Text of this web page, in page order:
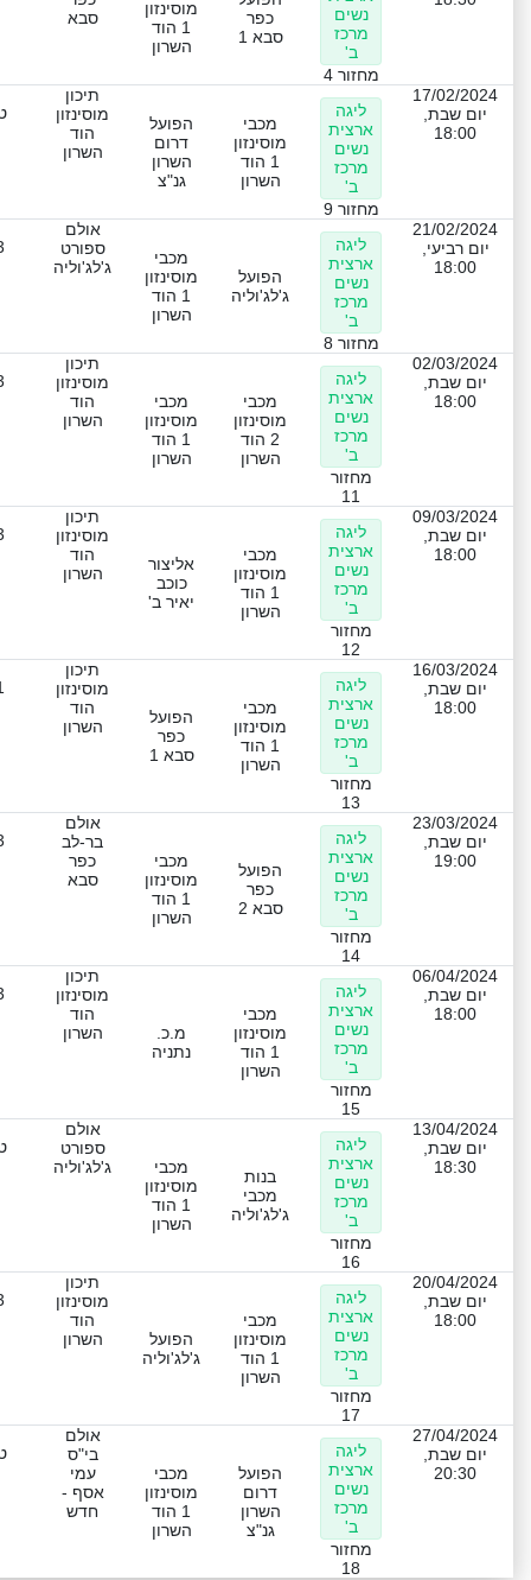
נשים
מרכז
ב'
מחזור 4
כפר
סבא 1
מוסינזון
1 הוד
השרון
סבא
17/02/2024
יום שבת,
18:00
ליגה
ארצית
נשים
מרכז
ב'
מחזור 9
מכבי
מוסינזון
1 הוד
השרון
הפועל
דרום
השרון
גנ"צ
תיכון
מוסינזון
הוד
השרון
21/02/2024
יום רביעי,
18:00
ליגה
ארצית
נשים
מרכז
ב'
מחזור 8
הפועל
ג'לג'וליה
מכבי
מוסינזון
1 הוד
השרון
אולם
ספורט
ג'לג'וליה
02/03/2024
יום שבת,
18:00
ליגה
ארצית
נשים
מרכז
ב'
מחזור
11
מכבי
מוסינזון
2 הוד
השרון
מכבי
מוסינזון
1 הוד
השרון
תיכון
מוסינזון
הוד
השרון
09/03/2024
יום שבת,
18:00
ליגה
ארצית
נשים
מרכז
ב'
מחזור
12
מכבי
מוסינזון
1 הוד
השרון
אליצור
כוכב
יאיר ב'
תיכון
מוסינזון
הוד
השרון
16/03/2024
יום שבת,
18:00
ליגה
ארצית
נשים
מרכז
ב'
מחזור
13
מכבי
מוסינזון
1 הוד
השרון
הפועל
כפר
סבא 1
תיכון
מוסינזון
הוד
השרון
23/03/2024
יום שבת,
19:00
ליגה
ארצית
נשים
מרכז
ב'
מחזור
14
הפועל
כפר
סבא 2
מכבי
מוסינזון
1 הוד
השרון
אולם
בר-לב
כפר
סבא
06/04/2024
יום שבת,
18:00
ליגה
ארצית
נשים
מרכז
ב'
מחזור
15
מכבי
מוסינזון
1 הוד
השרון
מ.כ.
נתניה
תיכון
מוסינזון
הוד
השרון
13/04/2024
יום שבת,
18:30
ליגה
ארצית
נשים
מרכז
ב'
מחזור
16
בנות
מכבי
ג'לג'וליה
מכבי
מוסינזון
1 הוד
השרון
אולם
ספורט
ג'לג'וליה
20/04/2024
יום שבת,
18:00
ליגה
ארצית
נשים
מרכז
ב'
מחזור
17
מכבי
מוסינזון
1 הוד
השרון
הפועל
ג'לג'וליה
תיכון
מוסינזון
הוד
השרון
27/04/2024
יום שבת,
20:30
ליגה
ארצית
נשים
מרכז
ב'
מחזור
18
הפועל
דרום
השרון
גנ"צ
מכבי
מוסינזון
1 הוד
השרון
אולם
בי"ס
עמי
אסף -
חדש